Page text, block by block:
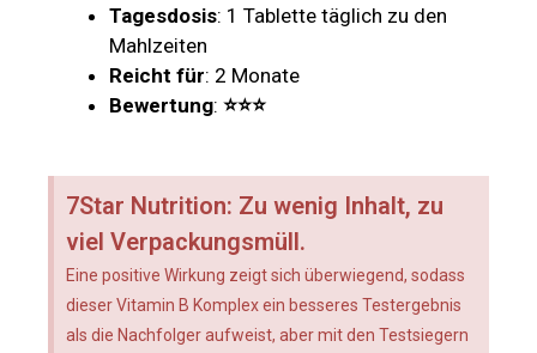
Tagesdosis: 1 Tablette täglich zu den
Mahlzeiten
Reicht für: 2 Monate
Bewertung: ⭐⭐⭐
7Star Nutrition: Zu wenig Inhalt, zu
viel Verpackungsmüll.
Eine positive Wirkung zeigt sich überwiegend, sodass
dieser Vitamin B Komplex ein besseres Testergebnis
als die Nachfolger aufweist, aber mit den Testsiegern